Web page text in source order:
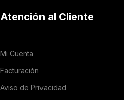
Atención al Cliente
Mi Cuenta
Facturación
Aviso de Privacidad